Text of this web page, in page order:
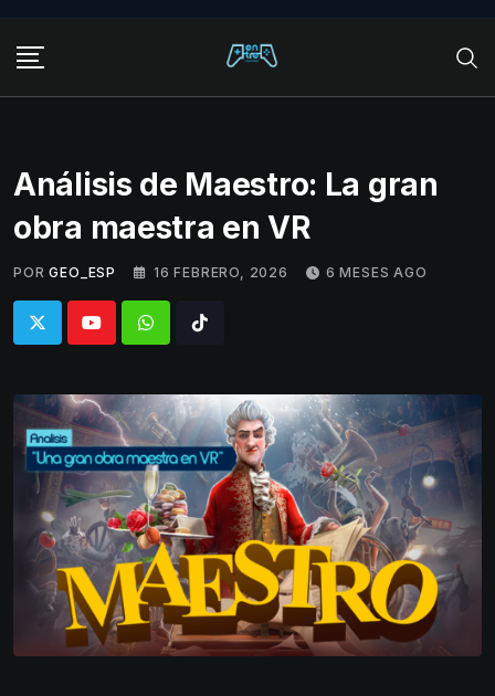
content
Análisis de Maestro: La gran
obra maestra en VR
POR GEO_ESP 16 FEBRERO, 2026 6 MESES AGO
WhatsappTiktok